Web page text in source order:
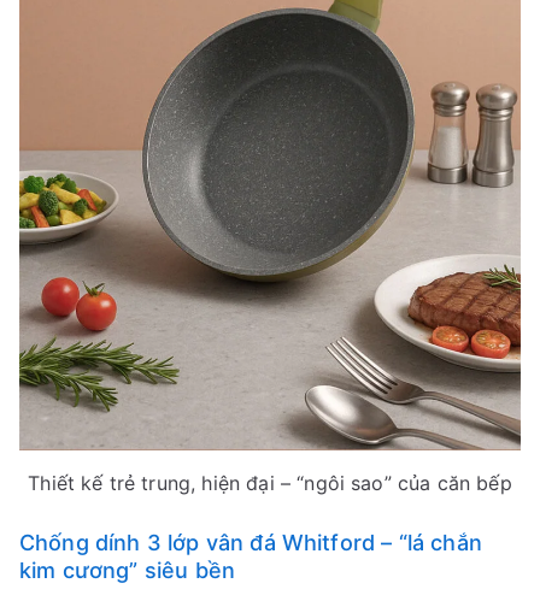
Thiết kế trẻ trung, hiện đại – “ngôi sao” của căn bếp
Chống dính 3 lớp vân đá Whitford – “lá chắn
kim cương” siêu bền